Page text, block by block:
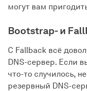
могут вам
Bootstrap- и
С Fallback всё
DNS-сервер. Если
что-то случилось,
резервный DNS-